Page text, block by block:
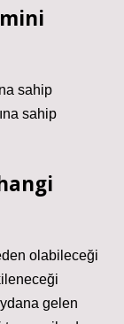
sahip
sahip
olabileceği
gelen